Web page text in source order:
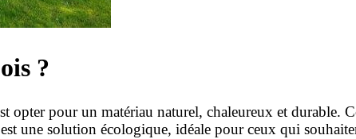
?
opter pour un matériau naturel, chaleureux et durable.
une solution écologique, idéale pour ceux qui